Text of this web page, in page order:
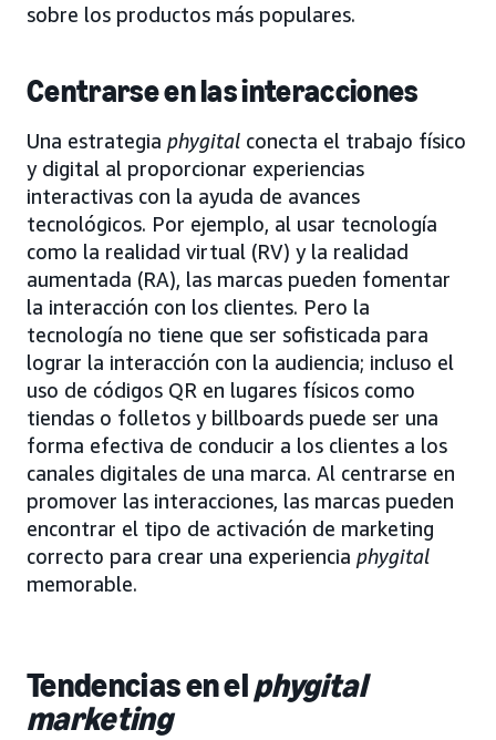
sobre los productos más populares.
Centrarse en las interacciones
Una estrategia phygital conecta el trabajo físico
y digital al proporcionar experiencias
interactivas con la ayuda de avances
tecnológicos. Por ejemplo, al usar tecnología
como la realidad virtual (RV) y la realidad
aumentada (RA), las marcas pueden fomentar
la interacción con los clientes. Pero la
tecnología no tiene que ser sofisticada para
lograr la interacción con la audiencia; incluso el
uso de códigos QR en lugares físicos como
tiendas o folletos y billboards puede ser una
forma efectiva de conducir a los clientes a los
canales digitales de una marca. Al centrarse en
promover las interacciones, las marcas pueden
encontrar el tipo de activación de marketing
correcto para crear una experiencia phygital
memorable.
Tendencias en elphygital
marketing